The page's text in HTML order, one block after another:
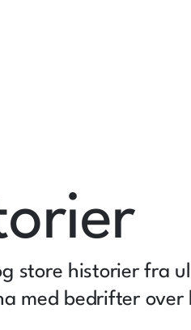
store historier fra
med bedrifter over